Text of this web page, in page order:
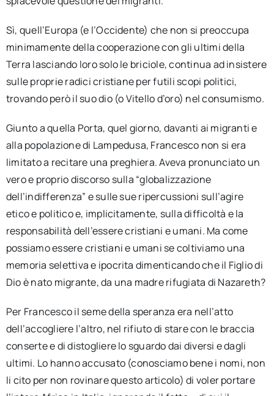
Sì, quell’Europa (e l’Occidente) che non si preoccupa
minimamente della cooperazione con gli ultimi della
Terra lasciando loro solo le briciole, continua ad insistere
sulle proprie radici cristiane per futili scopi politici,
trovando però il suo dio (o Vitello d’oro) nel consumismo.
Giunto a quella Porta, quel giorno, davanti ai migranti e
alla popolazione di Lampedusa, Francesco non si era
limitato a recitare una preghiera. Aveva pronunciato un
vero e proprio discorso sulla “globalizzazione
dell’indifferenza” e sulle sue ripercussioni sull’agire
etico e politico e, implicitamente, sulla difficoltà e la
responsabilità dell’essere cristiani e umani. Ma come
possiamo essere cristiani e umani se coltiviamo una
memoria selettiva e ipocrita dimenticando che il Figlio di
Dio è nato migrante, da una madre rifugiata di Nazareth?
Per Francesco il seme della speranza era nell’atto
dell’accogliere l’altro, nel rifiuto di stare con le braccia
conserte e di distogliere lo sguardo dai diversi e dagli
ultimi. Lo hanno accusato (conosciamo bene i nomi, non
li cito per non rovinare questo articolo) di voler portare